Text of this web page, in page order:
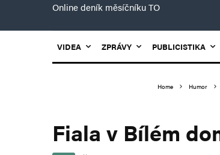
Online deník měsíčníku TO
VIDEA ZPRÁVY PUBLICISTIKA
Home Humor
Fiala v Bílém